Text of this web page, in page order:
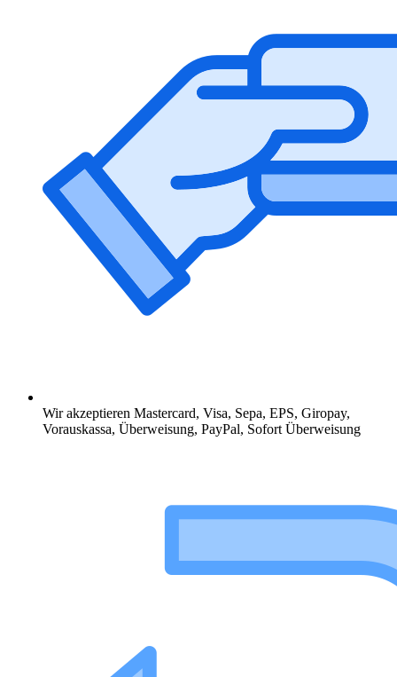
Wir akzeptieren Mastercard, Visa, Sepa, EPS, Giropay,
Vorauskassa, Überweisung, PayPal, Sofort Überweisung